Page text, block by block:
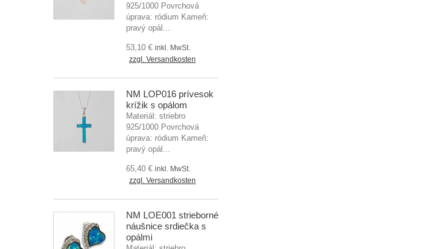
925/1000 Povrchová
úprava: ródium Kameň:
pravý opál...
53,10 € inkl. MwSt.
zzgl. Versandkosten
NM LOP016 prívesok
krížik s opálom
Materiál: striebro
925/1000 Povrchová
úprava: ródium Kameň:
pravý opál...
65,40 € inkl. MwSt.
zzgl. Versandkosten
NM LOE001 strieborné
náušnice srdiečka s
opálmi